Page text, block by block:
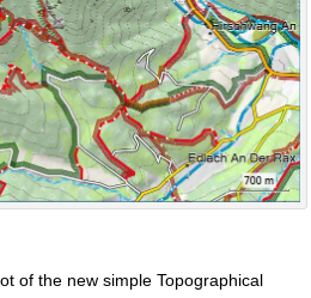
of the new simple Topographical